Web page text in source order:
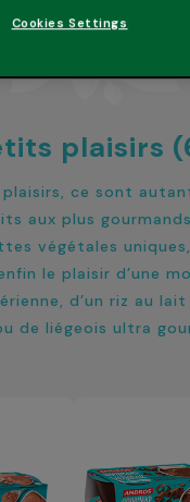
plaisirs
ce sont
aux plus
végétales uniques,
le plaisir d’une
d’un riz au lait
de liégeois ultra
Cookies Settings